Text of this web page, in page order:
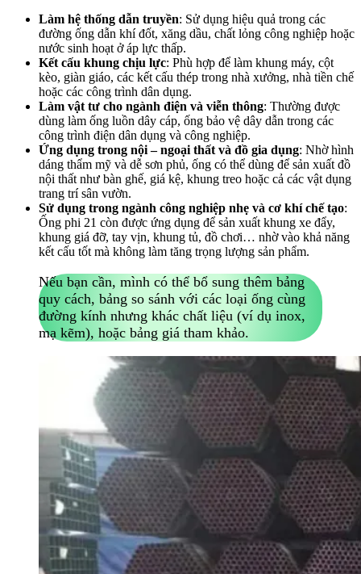
Làm hệ thống dẫn truyền: Sử dụng hiệu quả trong các
đường ống dẫn khí đốt, xăng dầu, chất lỏng công nghiệp hoặc
nước sinh hoạt ở áp lực thấp.
Kết cấu khung chịu lực: Phù hợp để làm khung máy, cột
kèo, giàn giáo, các kết cấu thép trong nhà xưởng, nhà tiền chế
hoặc các công trình dân dụng.
Làm vật tư cho ngành điện và viễn thông: Thường được
dùng làm ống luồn dây cáp, ống bảo vệ dây dẫn trong các
công trình điện dân dụng và công nghiệp.
Ứng dụng trong nội – ngoại thất và đồ gia dụng: Nhờ hình
dáng thẩm mỹ và dễ sơn phủ, ống có thể dùng để sản xuất đồ
nội thất như bàn ghế, giá kệ, khung treo hoặc cả các vật dụng
trang trí sân vườn.
Sử dụng trong ngành công nghiệp nhẹ và cơ khí chế tạo:
Ống phi 21 còn được ứng dụng để sản xuất khung xe đẩy,
khung giá đỡ, tay vịn, khung tủ, đồ chơi… nhờ vào khả năng
kết cấu tốt mà không làm tăng trọng lượng sản phẩm.
Nếu bạn cần, mình có thể bổ sung thêm bảng
quy cách, bảng so sánh với các loại ống cùng
đường kính nhưng khác chất liệu (ví dụ inox,
mạ kẽm), hoặc bảng giá tham khảo.